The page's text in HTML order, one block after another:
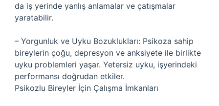
da iş yerinde yanlış anlamalar ve çatışmalar
yaratabilir.
– Yorgunluk ve Uyku Bozuklukları: Psikoza sahip
bireylerin çoğu, depresyon ve anksiyete ile birlikte
uyku problemleri yaşar. Yetersiz uyku, işyerindeki
performansı doğrudan etkiler.
Psikozlu Bireyler İçin Çalışma İmkanları